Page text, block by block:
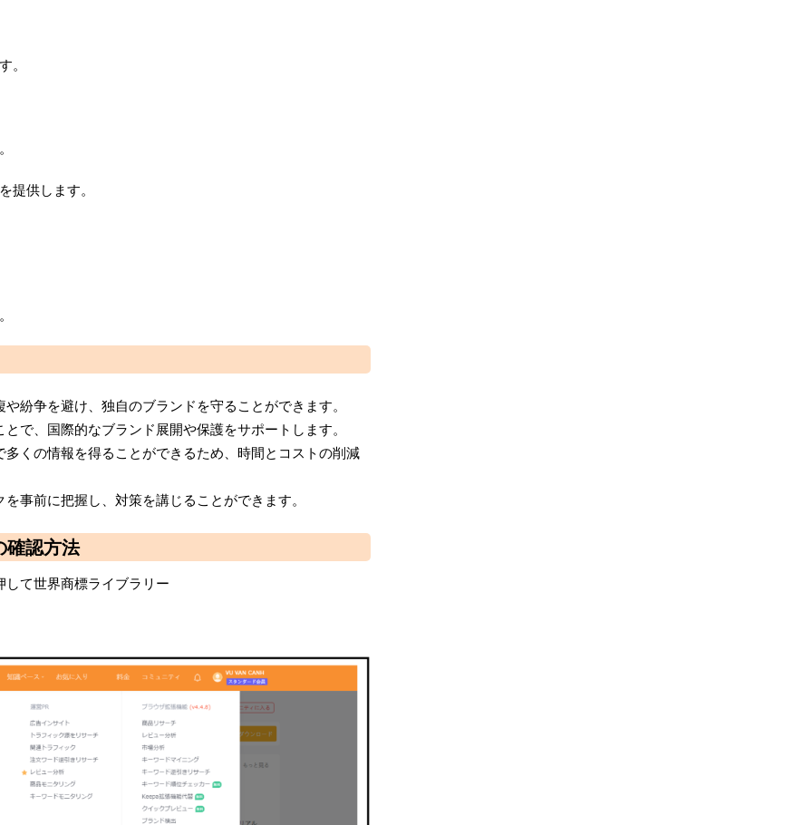
。
提供します。
紛争を避け、独自のブランドを守ることができます。
で、国際的なブランド展開や保護をサポートします。
くの情報を得ることができるため、時間とコストの削減
事前に把握し、対策を講じることができます。
認方法
して世界商標ライブラリー